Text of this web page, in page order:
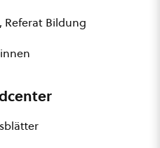
Bildung